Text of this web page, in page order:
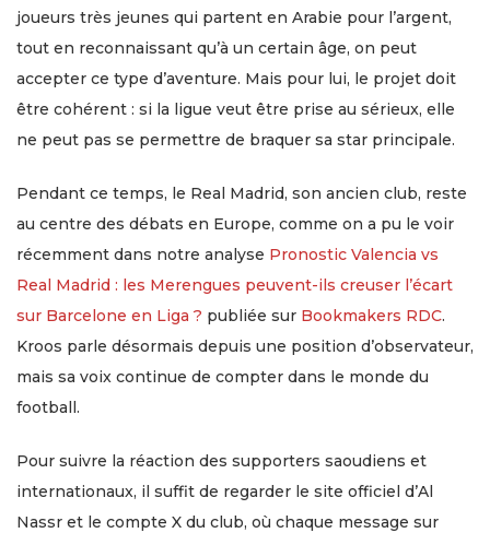
joueurs très jeunes qui partent en Arabie pour l’argent,
tout en reconnaissant qu’à un certain âge, on peut
accepter ce type d’aventure. Mais pour lui, le projet doit
être cohérent : si la ligue veut être prise au sérieux, elle
ne peut pas se permettre de braquer sa star principale.
Pendant ce temps, le Real Madrid, son ancien club, reste
au centre des débats en Europe, comme on a pu le voir
récemment dans notre analyse Pronostic Valencia vs
Real Madrid : les Merengues peuvent-ils creuser l’écart
sur Barcelone en Liga ? publiée sur Bookmakers RDC.
Kroos parle désormais depuis une position d’observateur,
mais sa voix continue de compter dans le monde du
football.
Pour suivre la réaction des supporters saoudiens et
internationaux, il suffit de regarder le site officiel d’Al
Nassr et le compte X du club, où chaque message sur